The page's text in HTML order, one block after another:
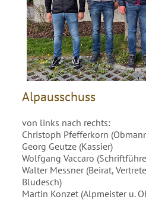
Alpausschuss
von links nach rechts:
Christoph Pfefferkorn
Georg Geutze (Kassier)
Wolfgang Vaccaro
Walter Messner (Beirat,
Bludesch)
Martin Konzet (Alpmeister u.